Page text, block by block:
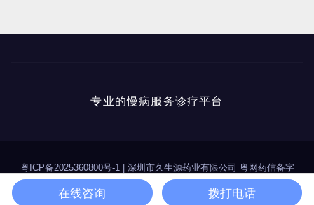
专业的慢病服务诊疗平台
粤ICP备2025360800号-1
深圳市久生源药业有限公司 粤网药信备字
（2025）第00114号
在线咨询 拨打电话